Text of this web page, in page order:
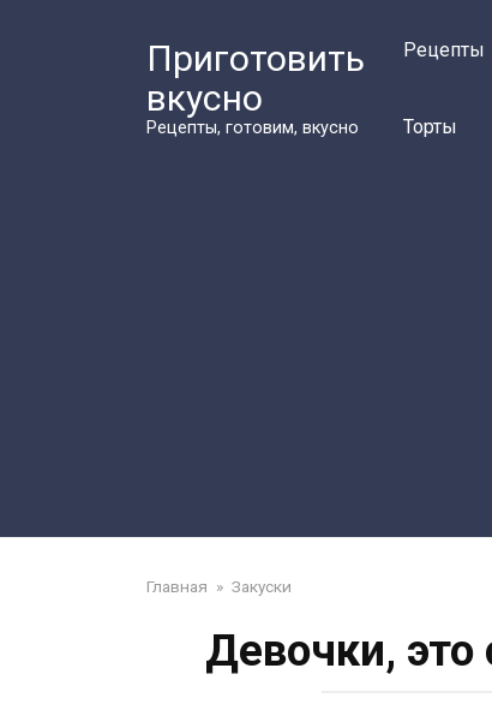
Приготовить
вкусно
Рецепты, готовим, вкусно
Рецепты
Торты
Главная » Закуски
Девочки, это